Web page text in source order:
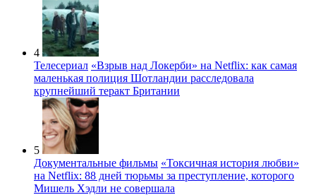
4
Телесериал «Взрыв над Локерби» на Netflix: как самая
маленькая полиция Шотландии расследовала
крупнейший теракт Британии
5
Документальные фильмы «Токсичная история любви»
на Netflix: 88 дней тюрьмы за преступление, которого
Мишель Хэдли не совершала